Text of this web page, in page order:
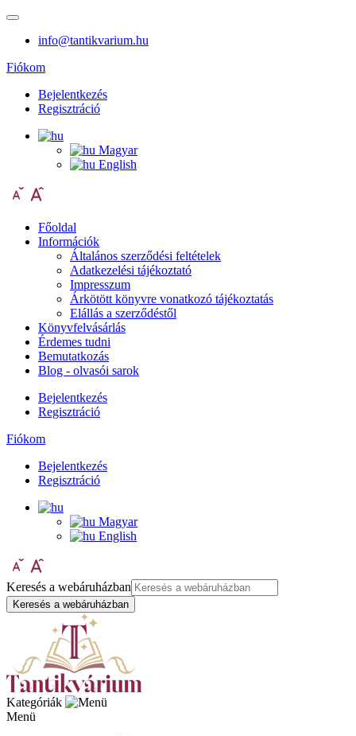
info@tantikvarium.hu
Fiókom
Bejelentkezés
Regisztráció
Magyar
English
Főoldal
Információk
Általános szerződési feltételek
Adatkezelési tájékoztató
Impresszum
Árkötött könyvre vonatkozó tájékoztatás
Elállás a szerződéstől
Könyvfelvásárlás
Érdemes tudni
Bemutatkozás
Blog - olvasói sarok
Bejelentkezés
Regisztráció
Fiókom
Bejelentkezés
Regisztráció
Magyar
English
Keresés a webáruházban
Keresés a webáruházban
Kategóriák
Menü